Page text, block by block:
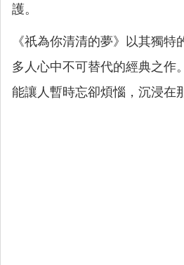
護。
《祇為你清清的夢》以其獨
多人心中不可替代的經典之作
能讓人暫時忘卻煩惱，沉浸在